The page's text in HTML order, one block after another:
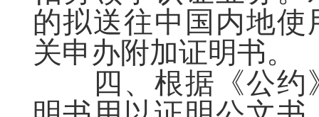
的拟送往中国内地
关申办附加证明书。
四、根据《公约